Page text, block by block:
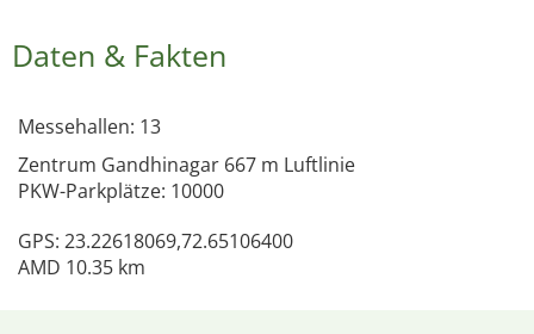
Daten & Fakten
Messehallen: 13
Zentrum Gandhinagar 667 m Luftlinie
PKW-Parkplätze: 10000
GPS: 23.22618069,72.65106400
AMD 10.35 km